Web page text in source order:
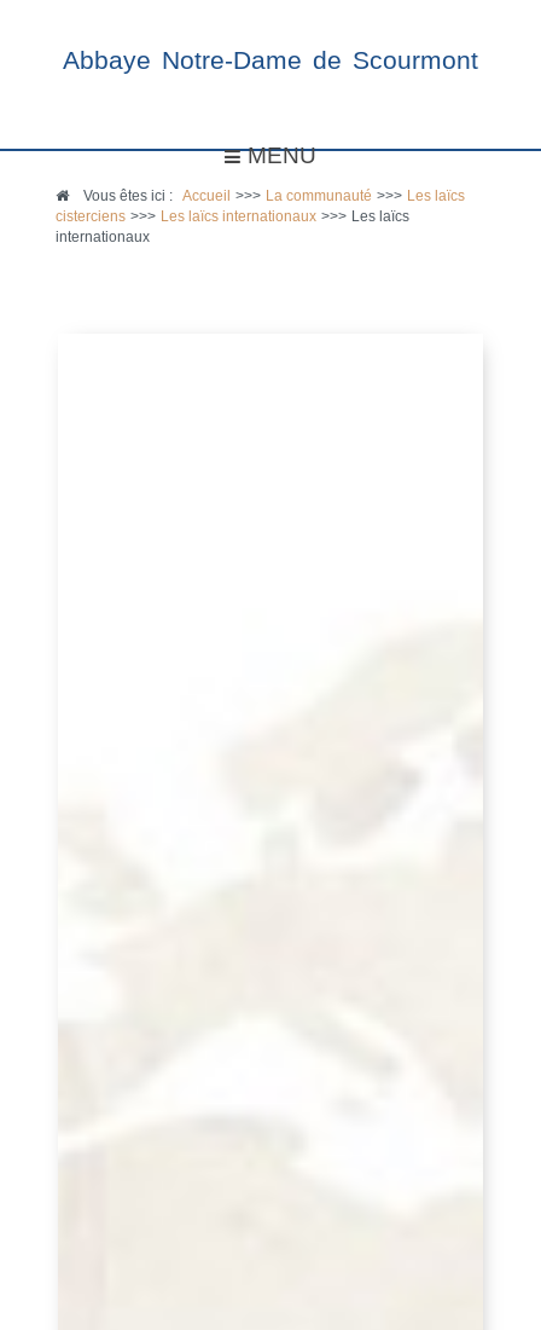
Abbaye Notre-Dame de Scourmont
MENU
Vous êtes ici :Accueil >>> La communauté >>>
Les laïcs
cisterciens >>> Les laïcs internationaux >>>
Les laïcs
internationaux